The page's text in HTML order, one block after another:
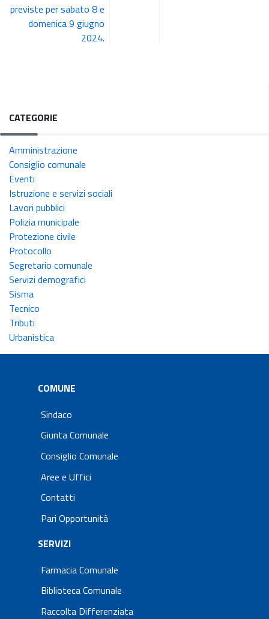
previste per sabato 8 e
domenica 9 giugno
2024.
CATEGORIE
Amministrazione
Consiglio comunale
Eventi
Istruzione e servizi sociali
Lavori pubblici
Polizia municipale
Protezione civile
Protocollo
Segretario comunale
Servizi demografici
Sisma
Tecnico
Tributi
Urbanistica
COMUNE
Sindaco
Giunta Comunale
Consiglio Comunale
Aree e Uffici
Contatti
Pari Opportunità
SERVIZI
Farmacia Comunale
Biblioteca Comunale
Raccolta Differenziata